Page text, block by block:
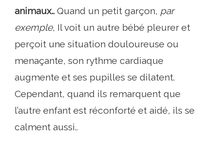
animaux.. Quand un petit garçon, par
exemple, Il voit un autre bébé pleurer et
perçoit une situation douloureuse ou
menaçante, son rythme cardiaque
augmente et ses pupilles se dilatent.
Cependant, quand ils remarquent que
l’autre enfant est réconforté et aidé, ils se
calment aussi..